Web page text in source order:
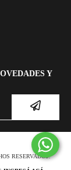
Y
RESERVADOS.